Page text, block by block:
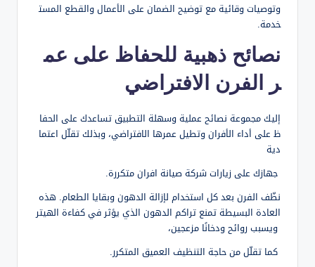
وتوصيات وقائية مع توضيح الضمان على الأعمال والقطع المست
خدمة.
نصائح ذهبية للحفاظ على عم
ر الفرن الافتراضي
إليك مجموعة نصائح عملية وسهلة التطبيق تساعدك على الحفا
ظ على أداء الأفران وتطيل عمرها الافتراضي، وبذلك تقلّل اعتما
دية
جهازك على زيارات شركة صيانة افران متكررة.
نظّف الفرن بعد كل استخدام لإزالة الدهون وبقايا الطعام. هذه
العادة البسيطة تمنع تراكم الدهون الذي يؤثر في كفاءة الهيتر
ويسبب روائح ودخانًا مزعجين،
كما تقلّل من حاجة التنظيف العميق المتكرر.